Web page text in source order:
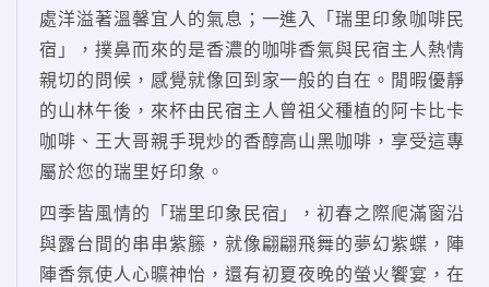
處洋溢著溫馨宜人的氣息；一進入「瑞里印象咖啡民
宿」，撲鼻而來的是香濃的咖啡香氣與民宿主人熱情
親切的問候，感覺就像回到家一般的自在。閒暇優靜
的山林午後，來杯由民宿主人曾祖父種植的阿卡比卡
咖啡、王大哥親手現炒的香醇高山黑咖啡，享受這專
屬於您的瑞里好印象。
四季皆風情的「瑞里印象民宿」，初春之際爬滿窗沿
與露台間的串串紫籐，就像翩翩飛舞的夢幻紫蝶，陣
陣香氛使人心曠神怡，還有初夏夜晚的螢火饗宴，在